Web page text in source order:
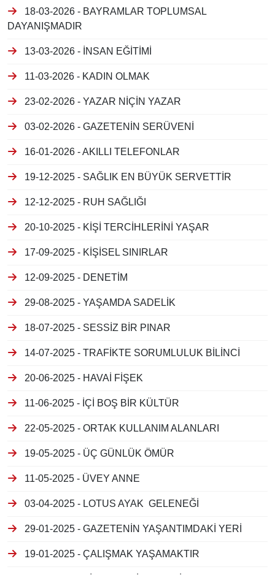
18-03-2026 - BAYRAMLAR TOPLUMSAL
DAYANIŞMADIR
13-03-2026 - İNSAN EĞİTİMİ
11-03-2026 - KADIN OLMAK
23-02-2026 - YAZAR NİÇİN YAZAR
03-02-2026 - GAZETENİN SERÜVENİ
16-01-2026 - AKILLI TELEFONLAR
19-12-2025 - SAĞLIK EN BÜYÜK SERVETTİR
12-12-2025 - RUH SAĞLIĞI
20-10-2025 - KİŞİ TERCİHLERİNİ YAŞAR
17-09-2025 - KİŞİSEL SINIRLAR
12-09-2025 - DENETİM
29-08-2025 - YAŞAMDA SADELİK
18-07-2025 - SESSİZ BİR PINAR
14-07-2025 - TRAFİKTE SORUMLULUK BİLİNCİ
20-06-2025 - HAVAİ FİŞEK
11-06-2025 - İÇİ BOŞ BİR KÜLTÜR
22-05-2025 - ORTAK KULLANIM ALANLARI
19-05-2025 - ÜÇ GÜNLÜK ÖMÜR
11-05-2025 - ÜVEY ANNE
03-04-2025 - LOTUS AYAK GELENEĞİ
29-01-2025 - GAZETENİN YAŞANTIMDAKİ YERİ
19-01-2025 - ÇALIŞMAK YAŞAMAKTIR